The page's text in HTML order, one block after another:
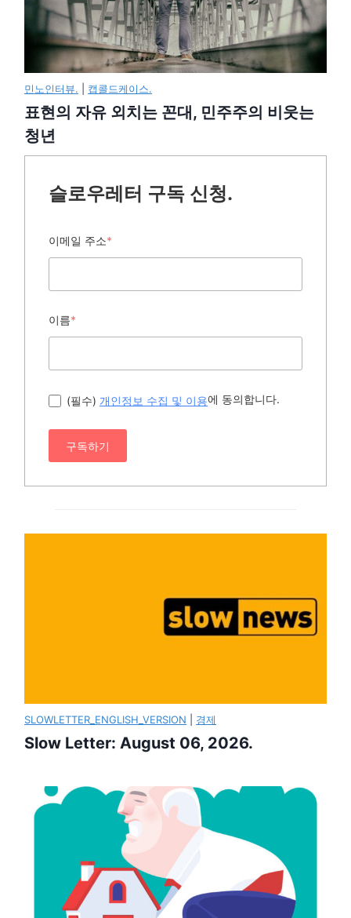
민노인터뷰. 캡콜드케이스.
표현의 자유 외치는 꼰대, 민주주의 비웃는
청년
슬로우레터 구독 신청.
이메일 주소*
이름*
(필수) 개인정보 수집 및 이용에 동의합니다.
구독하기
SLOWLETTER_ENGLISH_VERSION 경제
Slow Letter: August 06, 2026.